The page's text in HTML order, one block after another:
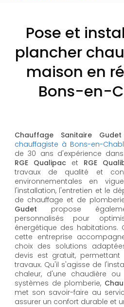
Pose et
plancher
maison en
Bons-en-
Chauffage Sanitaire Gudet
chauffagiste à Bons-en-
de 30 ans d'expérience
RGE Qualipac et RGE
travaux de qualité et
environnementales en
l'installation, l'entretien et le
de chauffage et de
Gudet propose
personnalisés pour
énergétique des habitations.
cette entreprise
choix des solutions
devis est gratuit, permettant
travaux. Qu'il s'agisse de
chaleur, d'une chaudière
systèmes de plomberie,
met son savoir-faire au
assurer un confort durable et